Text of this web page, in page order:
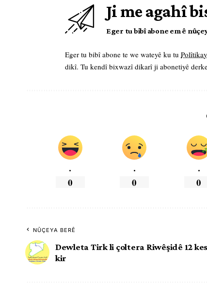
Ji me agahî
Eger tu bibî abone em ê
Eger tu bibî abone te we wateyê ku tu
dikî. Tu kendî bixwazî dikarî ji abonetiyê
.
0
.
0
.
0
NÛÇEYA BERÊ
Dewleta Tirk li çoltera Riwêşidê 12
kir